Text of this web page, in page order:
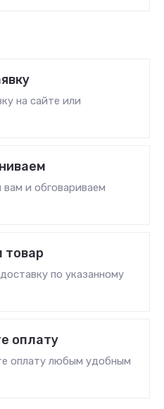
на сайте или
вам и обговариваем
товар
по указанному
оплату
оплату любым удобным